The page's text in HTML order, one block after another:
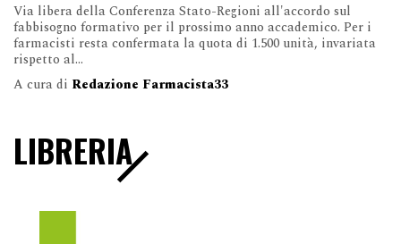
Via libera della Conferenza Stato-Regioni all'accordo sul
fabbisogno formativo per il prossimo anno accademico. Per i
farmacisti resta confermata la quota di 1.500 unità, invariata
rispetto al...
A cura di Redazione Farmacista33
LIBRERIA